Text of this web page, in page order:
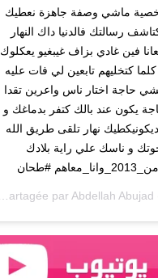
ماشي وصفة جاهزة نعطيك
رسالتك فالدنيا داك النهار
فين غادي بزاف غيبغيو يعكلوك
كتخليهم تابعين لي فات عليه
حاجة اختار ناس واعرين تقدا
يكون عند بالك كتفر بدماغك و
نهار تلقى طريق الله
و ناسك علي راية بلادك
Abdellah Abujad